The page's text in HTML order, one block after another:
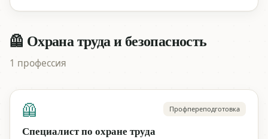
🦺 Охрана труда и безопасность
1 профессия
🦺 Профпереподготовка
Специалист по охране труда